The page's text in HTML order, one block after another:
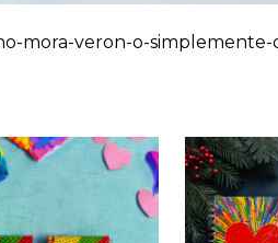
mora-veron-o-simplemente-